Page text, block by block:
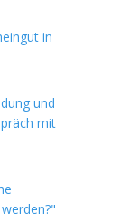
in
und
mit